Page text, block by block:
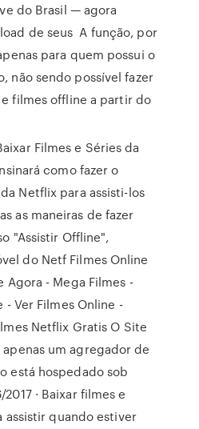
do Brasil — agora
de seus A função, por
para quem possui o
não sendo possível fazer
filmes offline a partir do
Filmes e Séries da
como fazer o
Netflix para assisti-los
as maneiras de fazer
"Assistir Offline",
do Netf Filmes Online
Agora - Mega Filmes -
- Ver Filmes Online -
Netflix Gratis O Site
um agregador de
está hospedado sob
· Baixar filmes e
assistir quando estiver